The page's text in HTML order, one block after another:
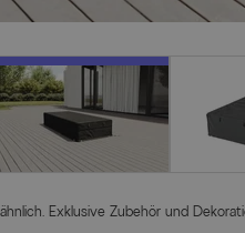
Exklusive Zubehör und